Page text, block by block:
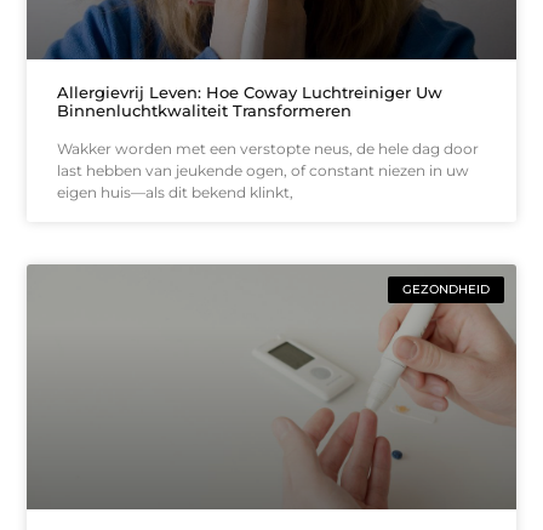
Allergievrij Leven: Hoe Coway Luchtreiniger Uw
Binnenluchtkwaliteit Transformeren
Wakker worden met een verstopte neus, de hele dag door
last hebben van jeukende ogen, of constant niezen in uw
eigen huis—als dit bekend klinkt,
GEZONDHEID